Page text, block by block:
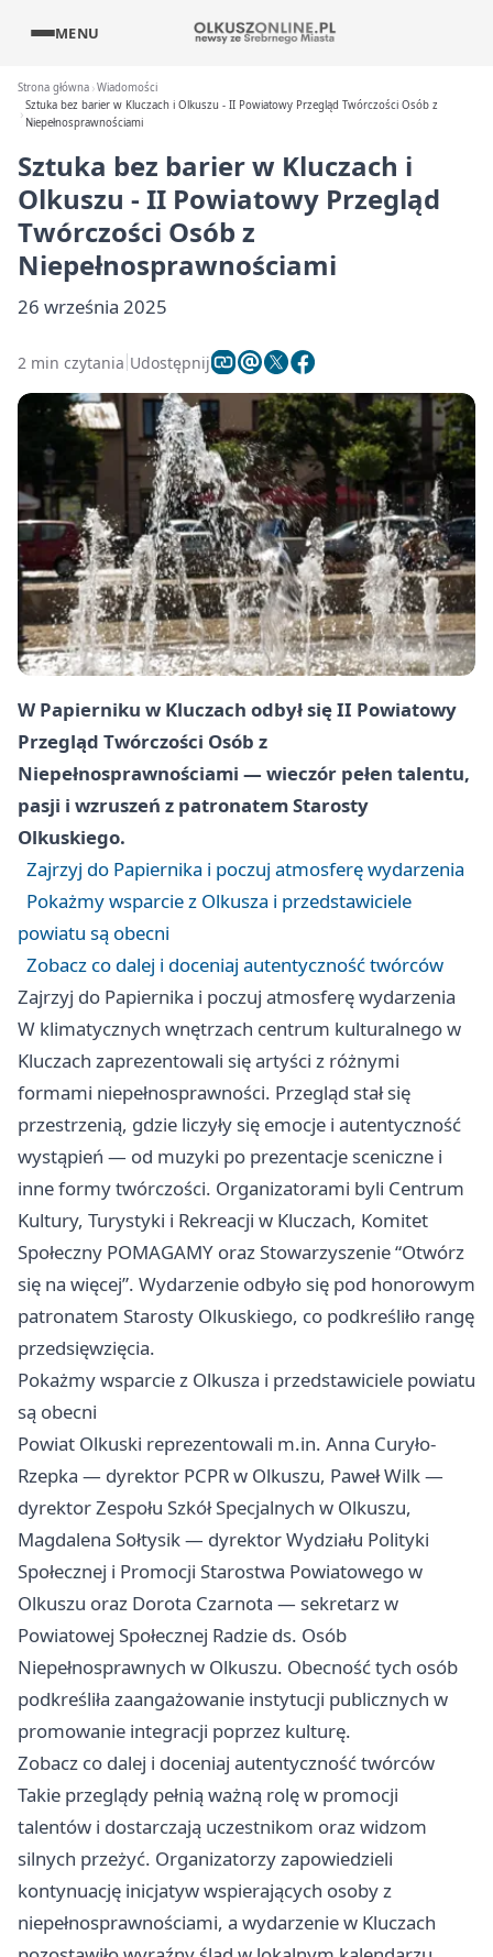
MENU
Strona główna Wiadomości
Sztuka bez barier w Kluczach i Olkuszu - II Powiatowy Przegląd Twórczości Osób z
Niepełnosprawnościami
Sztuka bez barier w Kluczach i
Olkuszu - II Powiatowy Przegląd
Twórczości Osób z
Niepełnosprawnościami
26 września 2025
2 min czytania Udostępnij
W Papierniku w Kluczach odbył się II Powiatowy
Przegląd Twórczości Osób z
Niepełnosprawnościami — wieczór pełen talentu,
pasji i wzruszeń z patronatem Starosty
Olkuskiego.
Zajrzyj do Papiernika i poczuj atmosferę wydarzenia
Pokażmy wsparcie z Olkusza i przedstawiciele
powiatu są obecni
Zobacz co dalej i doceniaj autentyczność twórców
Zajrzyj do Papiernika i poczuj atmosferę wydarzenia
W klimatycznych wnętrzach centrum kulturalnego w
Kluczach zaprezentowali się artyści z różnymi
formami niepełnosprawności. Przegląd stał się
przestrzenią, gdzie liczyły się emocje i autentyczność
wystąpień — od muzyki po prezentacje sceniczne i
inne formy twórczości. Organizatorami byli Centrum
Kultury, Turystyki i Rekreacji w Kluczach, Komitet
Społeczny POMAGAMY oraz Stowarzyszenie “Otwórz
się na więcej”. Wydarzenie odbyło się pod honorowym
patronatem Starosty Olkuskiego, co podkreśliło rangę
przedsięwzięcia.
Pokażmy wsparcie z Olkusza i przedstawiciele powiatu
są obecni
Powiat Olkuski reprezentowali m.in. Anna Curyło-
Rzepka — dyrektor PCPR w Olkuszu, Paweł Wilk —
dyrektor Zespołu Szkół Specjalnych w Olkuszu,
Magdalena Sołtysik — dyrektor Wydziału Polityki
Społecznej i Promocji Starostwa Powiatowego w
Olkuszu oraz Dorota Czarnota — sekretarz w
Powiatowej Społecznej Radzie ds. Osób
Niepełnosprawnych w Olkuszu. Obecność tych osób
podkreśliła zaangażowanie instytucji publicznych w
promowanie integracji poprzez kulturę.
Zobacz co dalej i doceniaj autentyczność twórców
Takie przeglądy pełnią ważną rolę w promocji
talentów i dostarczają uczestnikom oraz widzom
silnych przeżyć. Organizatorzy zapowiedzieli
kontynuację inicjatyw wspierających osoby z
niepełnosprawnościami, a wydarzenie w Kluczach